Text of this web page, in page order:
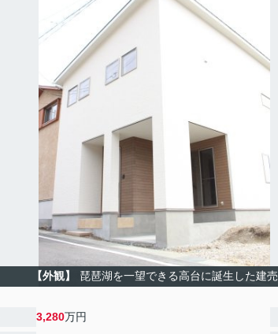
【外観】 琵琶湖を一望できる高台に誕生した建売
3,280万円